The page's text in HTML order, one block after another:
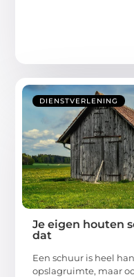
DIENSTVERLENING
Je eigen houten
dat
Een schuur is heel
opslagruimte, maar